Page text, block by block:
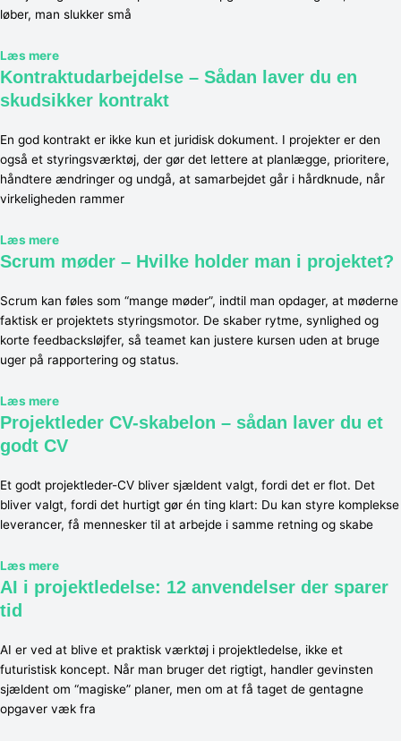
løber, man slukker små
Læs mere
Kontraktudarbejdelse – Sådan laver du en
skudsikker kontrakt
En god kontrakt er ikke kun et juridisk dokument. I projekter er den
også et styringsværktøj, der gør det lettere at planlægge, prioritere,
håndtere ændringer og undgå, at samarbejdet går i hårdknude, når
virkeligheden rammer
Læs mere
Scrum møder – Hvilke holder man i projektet?
Scrum kan føles som “mange møder”, indtil man opdager, at møderne
faktisk er projektets styringsmotor. De skaber rytme, synlighed og
korte feedbacksløjfer, så teamet kan justere kursen uden at bruge
uger på rapportering og status.
Læs mere
Projektleder CV-skabelon – sådan laver du et
godt CV
Et godt projektleder-CV bliver sjældent valgt, fordi det er flot. Det
bliver valgt, fordi det hurtigt gør én ting klart: Du kan styre komplekse
leverancer, få mennesker til at arbejde i samme retning og skabe
Læs mere
AI i projektledelse: 12 anvendelser der sparer
tid
AI er ved at blive et praktisk værktøj i projektledelse, ikke et
futuristisk koncept. Når man bruger det rigtigt, handler gevinsten
sjældent om “magiske” planer, men om at få taget de gentagne
opgaver væk fra